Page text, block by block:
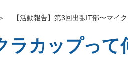
＞ 【活動報告】第3回出張IT部〜マ
ラカップっ